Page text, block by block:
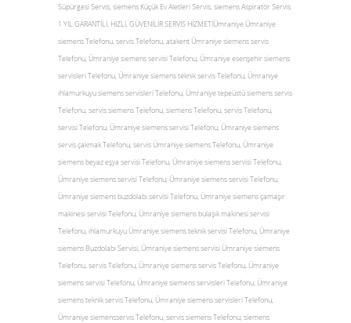
Süpürgesi Servis, siemens Küçük Ev Aletleri Servis, siemens Aspiratör Servis
1 YIL GARANTİLİ, HIZLI, GÜVENİLİR SERVİS HİZMETİÜmraniye Ümraniye
siemens Telefonu, servis Telefonu, atakent Ümraniye siemens servis
Telefonu, Ümraniye siemens servisi Telefonu, Ümraniye esenşehir siemens
servisleri Telefonu, Ümraniye siemens teknik servis Telefonu, Ümraniye
ıhlamurkuyu siemens servisleri Telefonu, Ümraniye tepeüstü siemens servis
Telefonu, servis siemens Telefonu, siemens Telefonu, servis Telefonu,
servisi Telefonu, Ümraniye siemens servisi Telefonu, Ümraniye siemens
servis çakmak Telefonu, servis Ümraniye siemens Telefonu, Ümraniye
siemens beyaz eşya servisi Telefonu, Ümraniye siemens servisi Telefonu,
Ümraniye siemens servisi Telefonu, Ümraniye siemens servisi Telefonu,
Ümraniye siemens buzdolabı servisi Telefonu, Ümraniye siemens çamaşır
makinesi servisi Telefonu, Ümraniye siemens bulaşık makinesi servisi
Telefonu, ıhlamurkuyu Ümraniye siemens teknik servisi Telefonu, Ümraniye
siemens Buzdolabı Servisi, Ümraniye siemens servisi Ümraniye siemens
Telefonu, servis Telefonu, Ümraniye siemens servis Telefonu, Ümraniye
siemens servisi Telefonu, Ümraniye siemens servisleri Telefonu, Ümraniye
siemens teknik servis Telefonu, Ümraniye siemens servisleri Telefonu,
Ümraniye siemensservis Telefonu, servis siemens Telefonu, siemens